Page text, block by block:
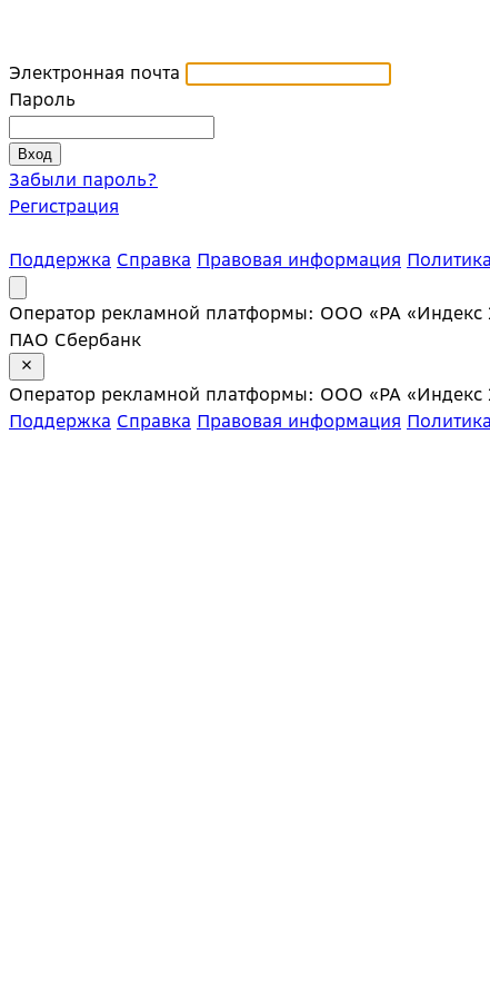
Электронная почта
Пароль
Забыли пароль?
Регистрация
Поддержка Справка Правовая информация
Оператор рекламной платформы: ООО «РА
ПАО Сбербанк
Оператор рекламной платформы: ООО «РА
Поддержка Справка Правовая информация